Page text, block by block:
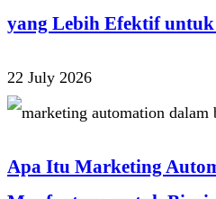
yang Lebih Efektif
22 July 2026
Apa Itu Marketing